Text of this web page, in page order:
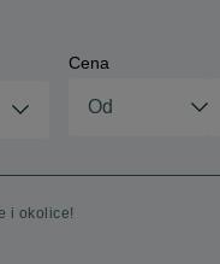
Cena
i okolice!